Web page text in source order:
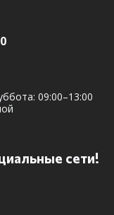
09:00–13:00
сети!